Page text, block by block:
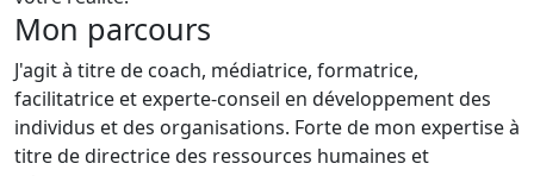
Mon parcours
J'agit à titre de coach, médiatrice, formatrice,
facilitatrice et experte-conseil en développement des
individus et des organisations. Forte de mon expertise à
titre de directrice des ressources humaines et